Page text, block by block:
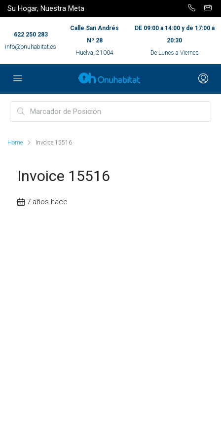
Su Hogar, Nuestra Meta
622 250 283
info@onuhabitat.es
Calle San Andrés
Nº 28
Huelva, 21004
DE 09:00 a 14:00 y de 17:00 a
20:30
De Lunes a Viernes
Home Invoice 15516
Invoice 15516
7 años hace